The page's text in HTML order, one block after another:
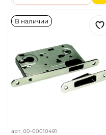
В наличии
арт. 00-00010481